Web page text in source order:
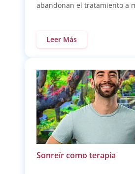
abandonan el tratamiento a
Leer Más
Sonreír como terapia